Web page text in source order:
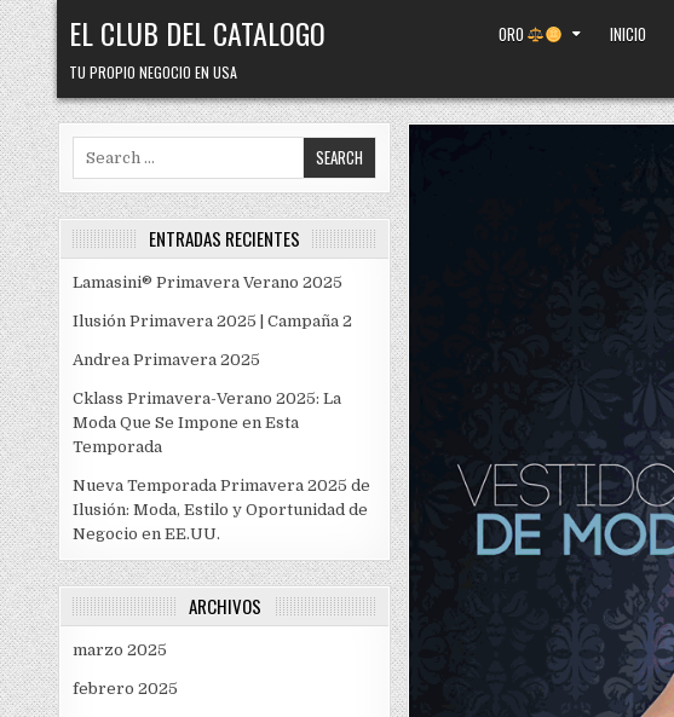
Skip
to
content
EL CLUB DEL CATALOGO
TU PROPIO NEGOCIO EN USA
ORO INICIO
ENTRADAS RECIENTES
Lamasini® Primavera Verano 2025
Ilusión Primavera 2025 | Campaña 2
Andrea Primavera 2025
Cklass Primavera-Verano 2025: La
Moda Que Se Impone en Esta
Temporada
Nueva Temporada Primavera 2025 de
Ilusión: Moda, Estilo y Oportunidad de
Negocio en EE.UU.
ARCHIVOS
marzo 2025
febrero 2025